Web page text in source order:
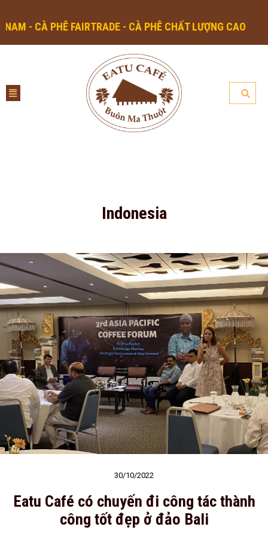
CÀ PHÊ FAIRTRADE - CÀ PHÊ CHẤT LƯỢNG CAO
Indonesia
30/10/2022
Eatu Café có chuyến đi công tác thành
công tốt đẹp ở đảo Bali